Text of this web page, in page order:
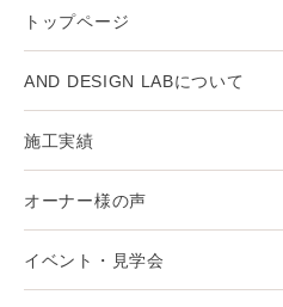
トップページ
AND DESIGN LABについて
施工実績
オーナー様の声
イベント・見学会